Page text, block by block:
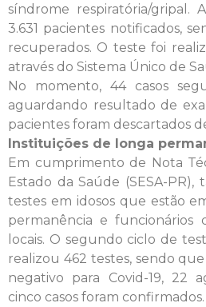
síndrome respiratória/gripal.
3.631 pacientes notificados,
recuperados. O teste foi
através do Sistema Único de
No momento, 44 casos
aguardando resultado de
pacientes foram descartados
Instituições de longa
Em cumprimento de Nota
Estado da Saúde (SESA-PR),
testes em idosos que estão
permanência e funcionários
locais. O segundo ciclo de
realizou 462 testes, sendo
negativo para Covid-19, 22
cinco casos foram confirmados.